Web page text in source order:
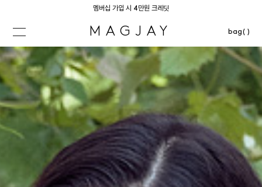
멤버십 가입 시 4만원 크레딧
MAGJAY bag( )